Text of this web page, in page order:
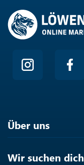
Über uns
Wir suchen dich